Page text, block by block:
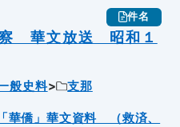
件名
察 華文放送 昭和１
般史料
支那
僑」華文資料 （救済、